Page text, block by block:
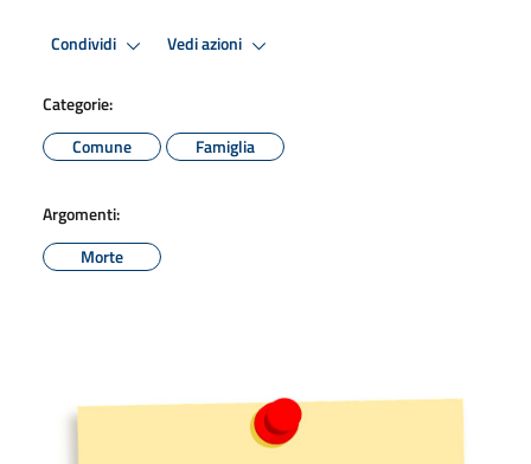
Condividi Vedi azioni
Categorie:
Comune
Famiglia
Argomenti:
Morte